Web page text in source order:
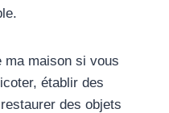
ma maison si vous
établir des
des objets